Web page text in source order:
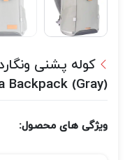
Backpack (Gray)
ویژگی های محصول: